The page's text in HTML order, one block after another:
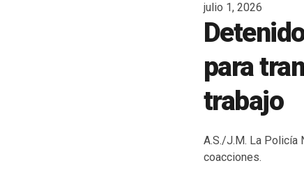
julio 1, 2026
para
trabajo
A.S./J.M. La Policía
coacciones.